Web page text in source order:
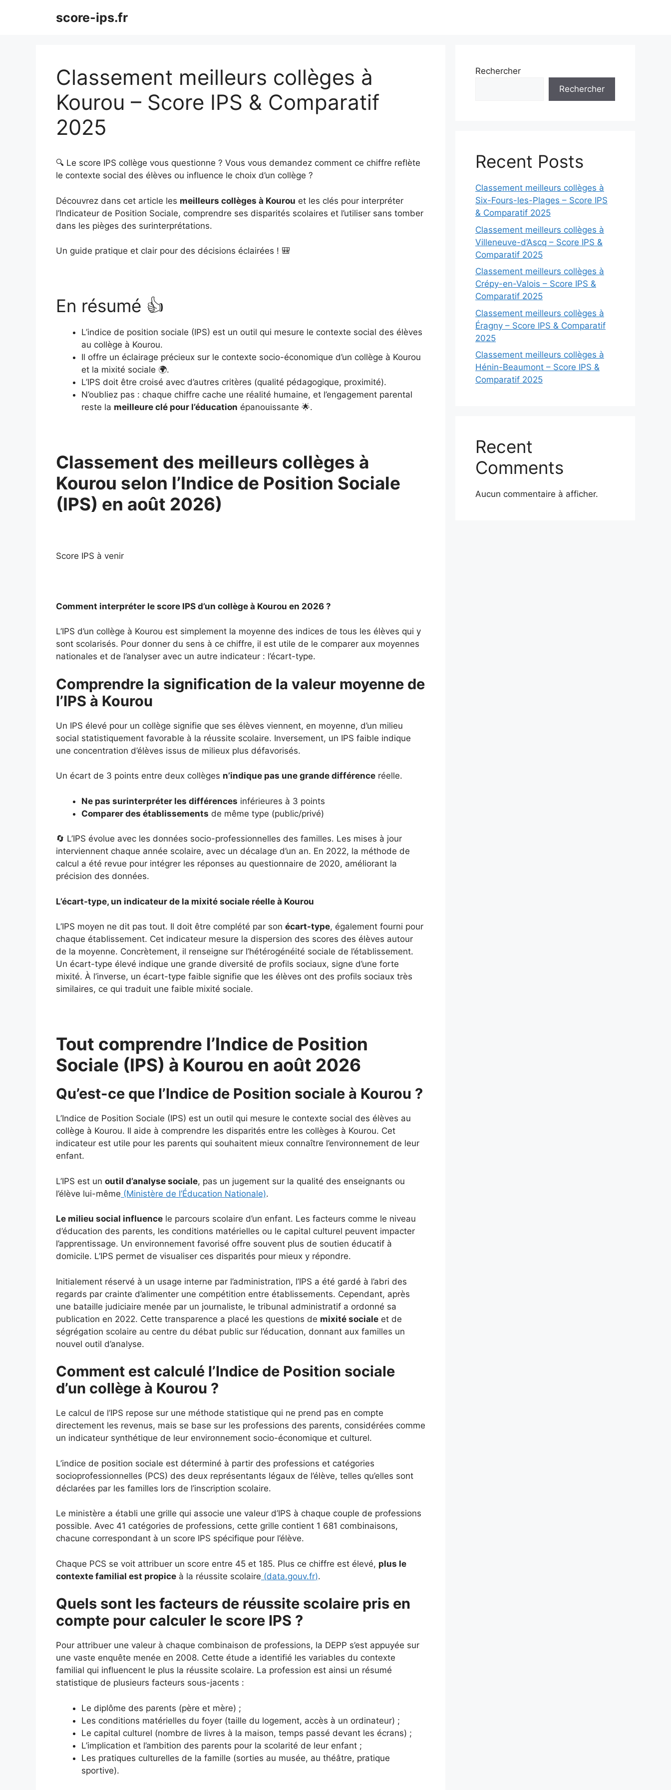
score-ips.fr
Classement meilleurs collèges à
Kourou – Score IPS & Comparatif
2025
🔍 Le score IPS collège vous questionne ? Vous vous demandez comment ce chiffre reflète
le contexte social des élèves ou influence le choix d’un collège ?
Découvrez dans cet article les meilleurs collèges à Kourou et les clés pour interpréter
l’Indicateur de Position Sociale, comprendre ses disparités scolaires et l’utiliser sans tomber
dans les pièges des surinterprétations.
Un guide pratique et clair pour des décisions éclairées ! 🎒
En résumé 👍
L’indice de position sociale (IPS) est un outil qui mesure le contexte social des élèves
au collège à Kourou.
Il offre un éclairage précieux sur le contexte socio-économique d’un collège à Kourou
et la mixité sociale 🌍.
L’IPS doit être croisé avec d’autres critères (qualité pédagogique, proximité).
N’oubliez pas : chaque chiffre cache une réalité humaine, et l’engagement parental
reste la meilleure clé pour l’éducation épanouissante 🌟.
Classement des meilleurs collèges à
Kourou selon l’Indice de Position Sociale
(IPS) en août 2026)
Score IPS à venir
Comment interpréter le score IPS d’un collège à Kourou en 2026 ?
L’IPS d’un collège à Kourou est simplement la moyenne des indices de tous les élèves qui y
sont scolarisés. Pour donner du sens à ce chiffre, il est utile de le comparer aux moyennes
nationales et de l’analyser avec un autre indicateur : l’écart-type.
Comprendre la signification de la valeur moyenne de
l’IPS à Kourou
Un IPS élevé pour un collège signifie que ses élèves viennent, en moyenne, d’un milieu
social statistiquement favorable à la réussite scolaire. Inversement, un IPS faible indique
une concentration d’élèves issus de milieux plus défavorisés.
Un écart de 3 points entre deux collèges n’indique pas une grande différence réelle.
Ne pas surinterpréter les différences inférieures à 3 points
Comparer des établissements de même type (public/privé)
🔄 L’IPS évolue avec les données socio-professionnelles des familles. Les mises à jour
interviennent chaque année scolaire, avec un décalage d’un an. En 2022, la méthode de
calcul a été revue pour intégrer les réponses au questionnaire de 2020, améliorant la
précision des données.
L’écart-type, un indicateur de la mixité sociale réelle à Kourou
L’IPS moyen ne dit pas tout. Il doit être complété par son écart-type, également fourni pour
chaque établissement. Cet indicateur mesure la dispersion des scores des élèves autour
de la moyenne. Concrètement, il renseigne sur l’hétérogénéité sociale de l’établissement.
Un écart-type élevé indique une grande diversité de profils sociaux, signe d’une forte
mixité. À l’inverse, un écart-type faible signifie que les élèves ont des profils sociaux très
similaires, ce qui traduit une faible mixité sociale.
Tout comprendre l’Indice de Position
Sociale (IPS) à Kourou en août 2026
Qu’est-ce que l’Indice de Position sociale à Kourou ?
L’Indice de Position Sociale (IPS) est un outil qui mesure le contexte social des élèves au
collège à Kourou. Il aide à comprendre les disparités entre les collèges à Kourou. Cet
indicateur est utile pour les parents qui souhaitent mieux connaître l’environnement de leur
enfant.
L’IPS est un outil d’analyse sociale, pas un jugement sur la qualité des enseignants ou
l’élève lui-même (Ministère de l’Éducation Nationale).
Le milieu social influence le parcours scolaire d’un enfant. Les facteurs comme le niveau
d’éducation des parents, les conditions matérielles ou le capital culturel peuvent impacter
l’apprentissage. Un environnement favorisé offre souvent plus de soutien éducatif à
domicile. L’IPS permet de visualiser ces disparités pour mieux y répondre.
Initialement réservé à un usage interne par l’administration, l’IPS a été gardé à l’abri des
regards par crainte d’alimenter une compétition entre établissements. Cependant, après
une bataille judiciaire menée par un journaliste, le tribunal administratif a ordonné sa
publication en 2022. Cette transparence a placé les questions de mixité sociale et de
ségrégation scolaire au centre du débat public sur l’éducation, donnant aux familles un
nouvel outil d’analyse.
Comment est calculé l’Indice de Position sociale
d’un collège à Kourou ?
Le calcul de l’IPS repose sur une méthode statistique qui ne prend pas en compte
directement les revenus, mais se base sur les professions des parents, considérées comme
un indicateur synthétique de leur environnement socio-économique et culturel.
L’indice de position sociale est déterminé à partir des professions et catégories
socioprofessionnelles (PCS) des deux représentants légaux de l’élève, telles qu’elles sont
déclarées par les familles lors de l’inscription scolaire.
Le ministère a établi une grille qui associe une valeur d’IPS à chaque couple de professions
possible. Avec 41 catégories de professions, cette grille contient 1 681 combinaisons,
chacune correspondant à un score IPS spécifique pour l’élève.
Chaque PCS se voit attribuer un score entre 45 et 185. Plus ce chiffre est élevé, plus le
contexte familial est propice à la réussite scolaire (data.gouv.fr).
Quels sont les facteurs de réussite scolaire pris en
compte pour calculer le score IPS ?
Pour attribuer une valeur à chaque combinaison de professions, la DEPP s’est appuyée sur
une vaste enquête menée en 2008. Cette étude a identifié les variables du contexte
familial qui influencent le plus la réussite scolaire. La profession est ainsi un résumé
statistique de plusieurs facteurs sous-jacents :
Le diplôme des parents (père et mère) ;
Les conditions matérielles du foyer (taille du logement, accès à un ordinateur) ;
Le capital culturel (nombre de livres à la maison, temps passé devant les écrans) ;
L’implication et l’ambition des parents pour la scolarité de leur enfant ;
Les pratiques culturelles de la famille (sorties au musée, au théâtre, pratique
sportive).
Rechercher
Rechercher
Recent Posts
Classement meilleurs collèges à
Six-Fours-les-Plages – Score IPS
& Comparatif 2025
Classement meilleurs collèges à
Villeneuve-d’Ascq – Score IPS &
Comparatif 2025
Classement meilleurs collèges à
Crépy-en-Valois – Score IPS &
Comparatif 2025
Classement meilleurs collèges à
Éragny – Score IPS & Comparatif
2025
Classement meilleurs collèges à
Hénin-Beaumont – Score IPS &
Comparatif 2025
Recent
Comments
Aucun commentaire à afficher.